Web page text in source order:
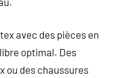
avec des pièces en
optimal. Des
ou des chaussures